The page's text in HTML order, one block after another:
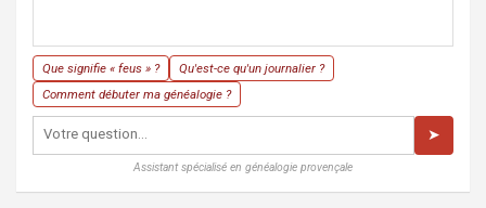
Que signifie « feus » ?
Qu'est-ce qu'un journalier ?
Comment débuter ma généalogie ?
➤
Assistant spécialisé en généalogie provençale